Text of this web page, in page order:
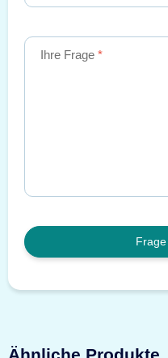
Ihre Frage
Ähnliche Produkte